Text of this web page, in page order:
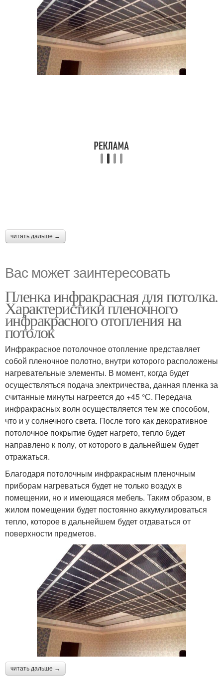
читать дальше →
Вас может заинтересовать
Пленка инфракрасная для потолка.
Характеристики пленочного
инфракрасного отопления на
потолок
Инфракрасное потолочное отопление представляет
собой пленочное полотно, внутри которого расположены
нагревательные элементы. В момент, когда будет
осуществляться подача электричества, данная пленка за
считанные минуты нагреется до +45 °С. Передача
инфракрасных волн осуществляется тем же способом,
что и у солнечного света. После того как декоративное
потолочное покрытие будет нагрето, тепло будет
направлено к полу, от которого в дальнейшем будет
отражаться.
Благодаря потолочным инфракрасным пленочным
приборам нагреваться будет не только воздух в
помещении, но и имеющаяся мебель. Таким образом, в
жилом помещении будет постоянно аккумулироваться
тепло, которое в дальнейшем будет отдаваться от
поверхности предметов.
читать дальше →